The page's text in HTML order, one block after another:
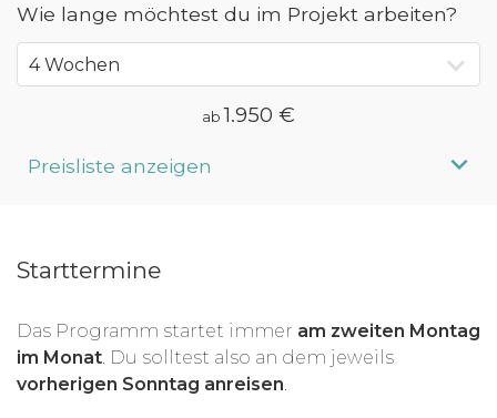
Wie lange möchtest du im Projekt arbeiten?
ab1.950 €
Preisliste anzeigen
4 Wochen
6 Wochen
ab 2.570 €
7 Wochen
Starttermine
Das Programm startet immer am zweiten Montag
im Monat . Du solltest also an dem jeweils
vorherigen Sonntag anreisen